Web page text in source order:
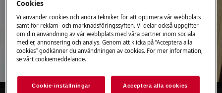
Stöd för Fönstertvätt
Cookies
Vi använder cookies och andra tekniker för att optimera vår webbplats
samt för reklam- och marknadsföringssyften. Vi delar också uppgifter
om din användning av vår webbplats med våra partner inom sociala
medier, annonsering och analys. Genom att klicka på ”Acceptera alla
cookies” godkänner du användningen av cookies. För mer information,
se vårt cookiemeddelande.
Cookie-inställningar Acceptera alla cookies